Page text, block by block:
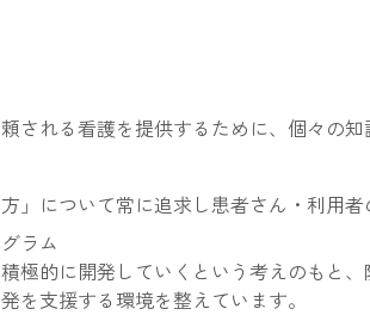
される看護を提供するために、個々の知
」について常に追求し患者さん・利用者
ラム
極的に開発していくという考えのもと
を支援する環境を整えています。